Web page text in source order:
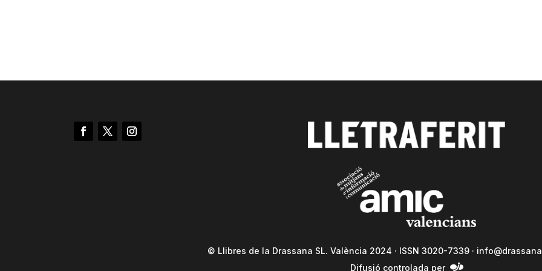
© Llibres de la Drassana SL. València 2024 · ISSN 3020-7339 ·
Difusió controlada per